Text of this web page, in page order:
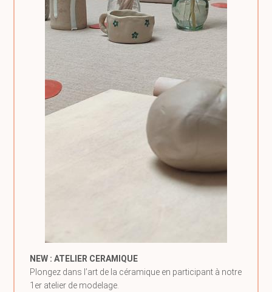
NEW : ATELIER CERAMIQUE
Plongez dans l’art de la céramique en participant à notre
1er atelier de modelage.